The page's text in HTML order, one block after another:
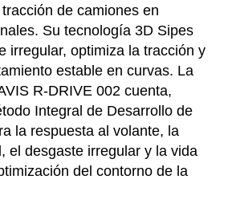
de camiones en
Su tecnología 3D Sipes
irregular, optimiza la tracción y
estable en curvas. La
R-DRIVE 002 cuenta,
Integral de Desarrollo de
la respuesta al volante, la
el desgaste irregular y la vida
del contorno de la